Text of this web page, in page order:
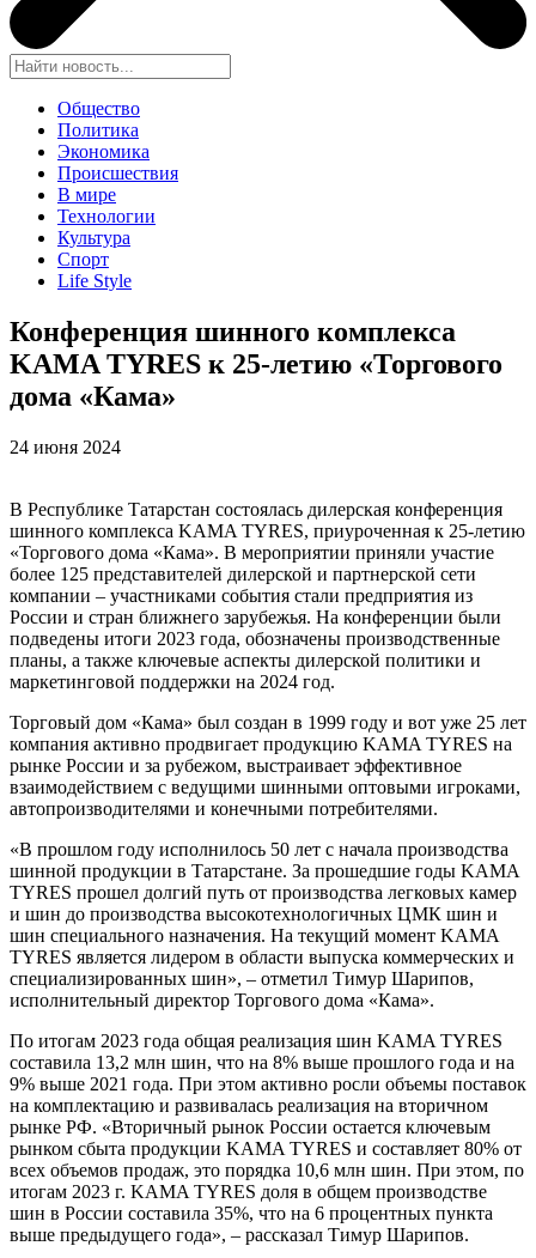
Общество
Политика
Экономика
Происшествия
В мире
Технологии
Культура
Спорт
Life Style
Конференция шинного комплекса
KAMA TYRES к 25-летию «Торгового
дома «Кама»
24 июня 2024
В Республике Татарстан состоялась дилерская конференция
шинного комплекса KAMA TYRES, приуроченная к 25-летию
«Торгового дома «Кама». В мероприятии приняли участие
более 125 представителей дилерской и партнерской сети
компании – участниками события стали предприятия из
России и стран ближнего зарубежья. На конференции были
подведены итоги 2023 года, обозначены производственные
планы, а также ключевые аспекты дилерской политики и
маркетинговой поддержки на 2024 год.
Торговый дом «Кама» был создан в 1999 году и вот уже 25 лет
компания активно продвигает продукцию KAMA TYRES на
рынке России и за рубежом, выстраивает эффективное
взаимодействием с ведущими шинными оптовыми игроками,
автопроизводителями и конечными потребителями.
«В прошлом году исполнилось 50 лет с начала производства
шинной продукции в Татарстане. За прошедшие годы KAMA
TYRES прошел долгий путь от производства легковых камер
и шин до производства высокотехнологичных ЦМК шин и
шин специального назначения. На текущий момент KAMA
TYRES является лидером в области выпуска коммерческих и
специализированных шин», – отметил Тимур Шарипов,
исполнительный директор Торгового дома «Кама».
По итогам 2023 года общая реализация шин KAMA TYRES
составила 13,2 млн шин, что на 8% выше прошлого года и на
9% выше 2021 года. При этом активно росли объемы поставок
на комплектацию и развивалась реализация на вторичном
рынке РФ. «Вторичный рынок России остается ключевым
рынком сбыта продукции KAMA TYRES и составляет 80% от
всех объемов продаж, это порядка 10,6 млн шин. При этом, по
итогам 2023 г. KAMA TYRES доля в общем производстве
шин в России составила 35%, что на 6 процентных пункта
выше предыдущего года», – рассказал Тимур Шарипов.